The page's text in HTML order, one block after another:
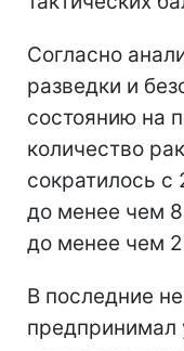
Согласно
разведки и
состоянию на
количество
сократилось
до менее чем
до менее чем
В последние
предпринимал